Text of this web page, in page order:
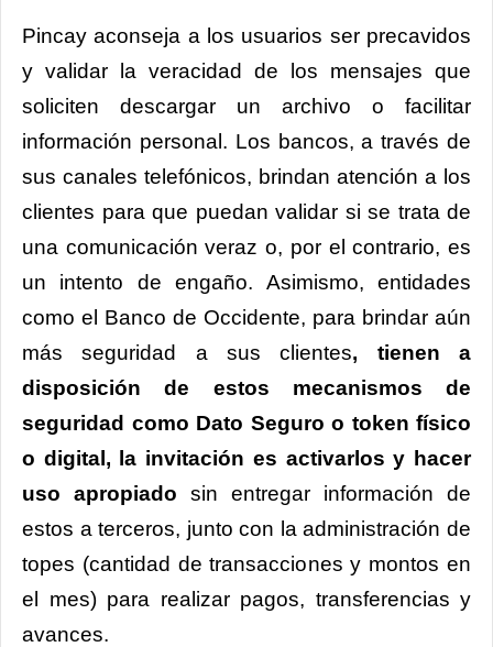
Pincay aconseja a los usuarios ser precavidos
y validar la veracidad de los mensajes que
soliciten descargar un archivo o facilitar
información personal. Los bancos, a través de
sus canales telefónicos, brindan atención a los
clientes para que puedan validar si se trata de
una comunicación veraz o, por el contrario, es
un intento de engaño. Asimismo, entidades
como el Banco de Occidente, para brindar aún
más seguridad a sus clientes, tienen a
disposición de estos mecanismos de
seguridad como Dato Seguro o token físico
o digital, la invitación es activarlos y hacer
uso apropiado sin entregar información de
estos a terceros, junto con la administración de
topes (cantidad de transacciones y montos en
el mes) para realizar pagos, transferencias y
avances.